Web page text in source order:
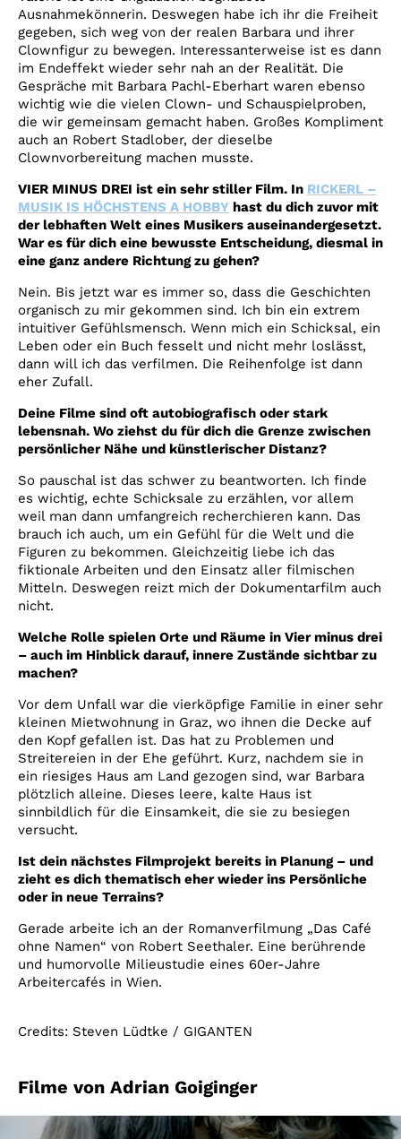
Ausnahmekönnerin. Deswegen habe ich ihr die Freiheit
gegeben, sich weg von der realen Barbara und ihrer
Clownfigur zu bewegen. Interessanterweise ist es dann
im Endeffekt wieder sehr nah an der Realität. Die
Gespräche mit Barbara Pachl-Eberhart waren ebenso
wichtig wie die vielen Clown- und Schauspielproben,
die wir gemeinsam gemacht haben. Großes Kompliment
auch an Robert Stadlober, der dieselbe
Clownvorbereitung machen musste.
VIER MINUS DREI ist ein sehr stiller Film. In RICKERL –
MUSIK IS HÖCHSTENS A HOBBY hast du dich zuvor mit
der lebhaften Welt eines Musikers auseinandergesetzt.
War es für dich eine bewusste Entscheidung, diesmal in
eine ganz andere Richtung zu gehen?
Nein. Bis jetzt war es immer so, dass die Geschichten
organisch zu mir gekommen sind. Ich bin ein extrem
intuitiver Gefühlsmensch. Wenn mich ein Schicksal, ein
Leben oder ein Buch fesselt und nicht mehr loslässt,
dann will ich das verfilmen. Die Reihenfolge ist dann
eher Zufall.
Deine Filme sind oft autobiografisch oder stark
lebensnah. Wo ziehst du für dich die Grenze zwischen
persönlicher Nähe und künstlerischer Distanz?
So pauschal ist das schwer zu beantworten. Ich finde
es wichtig, echte Schicksale zu erzählen, vor allem
weil man dann umfangreich recherchieren kann. Das
brauch ich auch, um ein Gefühl für die Welt und die
Figuren zu bekommen. Gleichzeitig liebe ich das
fiktionale Arbeiten und den Einsatz aller filmischen
Mitteln. Deswegen reizt mich der Dokumentarfilm auch
nicht.
Welche Rolle spielen Orte und Räume in Vier minus drei
– auch im Hinblick darauf, innere Zustände sichtbar zu
machen?
Vor dem Unfall war die vierköpfige Familie in einer sehr
kleinen Mietwohnung in Graz, wo ihnen die Decke auf
den Kopf gefallen ist. Das hat zu Problemen und
Streitereien in der Ehe geführt. Kurz, nachdem sie in
ein riesiges Haus am Land gezogen sind, war Barbara
plötzlich alleine. Dieses leere, kalte Haus ist
sinnbildlich für die Einsamkeit, die sie zu besiegen
versucht.
Ist dein nächstes Filmprojekt bereits in Planung – und
zieht es dich thematisch eher wieder ins Persönliche
oder in neue Terrains?
Gerade arbeite ich an der Romanverfilmung „Das Café
ohne Namen“ von Robert Seethaler. Eine berührende
und humorvolle Milieustudie eines 60er-Jahre
Arbeitercafés in Wien.
Credits: Steven Lüdtke / GIGANTEN
Filme von Adrian Goiginger